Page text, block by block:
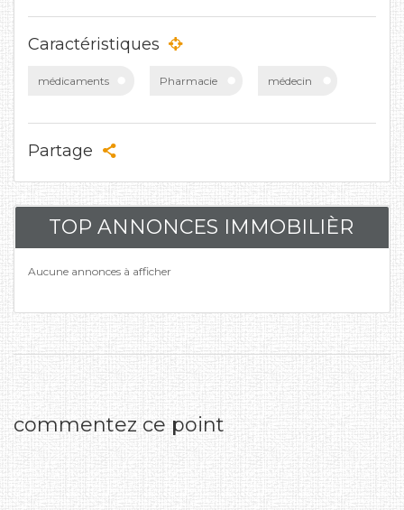
Caractéristiques
médicaments Pharmacie médecin
Partage
TOP ANNONCES IMMOBILIÈR
Aucune annonces à afficher
commentez ce point